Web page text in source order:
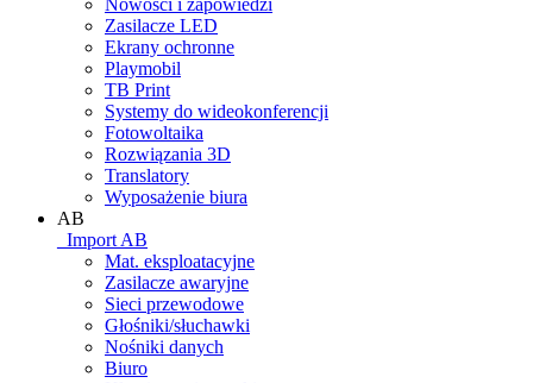
Nowości i zapowiedzi
Zasilacze LED
Ekrany ochronne
Playmobil
TB Print
Systemy do wideokonferencji
Fotowoltaika
Rozwiązania 3D
Translatory
Wyposażenie biura
AB
_Import AB
Mat. eksploatacyjne
Zasilacze awaryjne
Sieci przewodowe
Głośniki/słuchawki
Nośniki danych
Biuro